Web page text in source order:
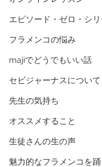
エピソード・ゼロ・シ
フラメンコの悩み
majiでどうでもいい話
セビジャーナスについて
先生の気持ち
オススメすること
生徒さんの生の声
魅力的なフラメンコを